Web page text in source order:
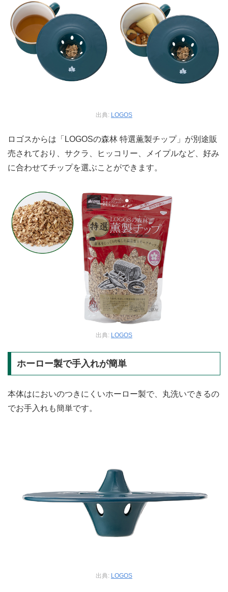
出典: LOGOS
ロゴスからは「LOGOSの森林 特選薫製チップ」が別途販
売されており、サクラ、ヒッコリー、メイプルなど、好み
に合わせてチップを選ぶことができます。
出典: LOGOS
ホーロー製で手入れが簡単
本体はにおいのつきにくいホーロー製で、丸洗いできるの
でお手入れも簡単です。
出典: LOGOS